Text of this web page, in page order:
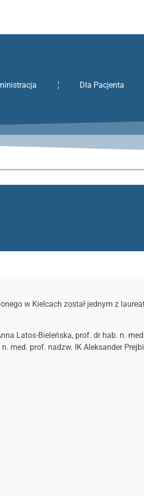
Dla Pacjenta
w Kielcach został jednym z
Latos-Bieleńska, prof. dr hab. n.
med. prof. nadzw. IK Aleksander